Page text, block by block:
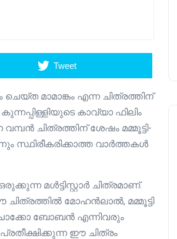
Tweet
ചെയ്ത മാമാങ്കം എന്ന ചിത്രത്തിന്
കാവ്യാ ഫിലിം
ചിത്രത്തിന് ശേഷം മമ്മൂട്ടി-
സ്ഥിരീകരിക്കാത്ത വാർത്തകൾ
മൾട്ടിസ്റ്റാർ ചിത്രമാണ്.
മോഹൻലാൽ, മമ്മൂട്ടി
ബോബൻ എന്നിവരും
ഈ ചിത്രം